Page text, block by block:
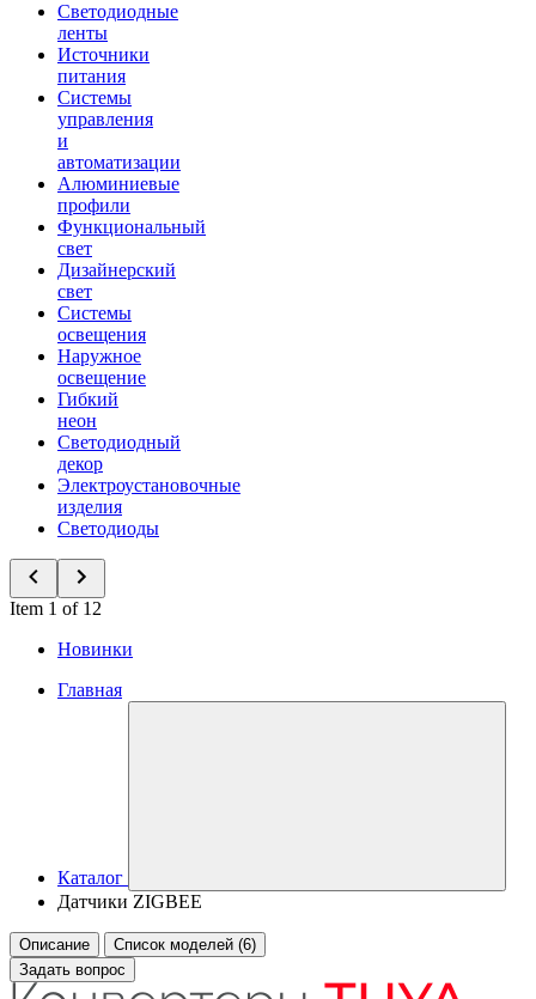
Светодиодные
ленты
Источники
питания
Системы
управления
и
автоматизации
Алюминиевые
профили
Функциональный
свет
Дизайнерский
свет
Системы
освещения
Наружное
освещение
Гибкий
неон
Светодиодный
декор
Электроустановочные
изделия
Светодиоды
Item 1 of 12
Новинки
Главная
Каталог
Датчики ZIGBEE
Описание
Список моделей (6)
Задать вопрос